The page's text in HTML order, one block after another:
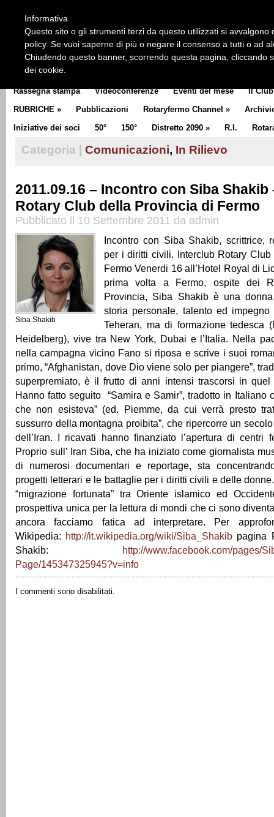
CLUB COMMUNICATOR
Rassegna stampa Videoconferenze Eventi del mese Il Club
RUBRICHE » Pubblicazioni Rotaryfermo Channel »
Iniziative dei soci
50° 150° Distretto 2090 » R.I.
Categoria | Comunicazioni, In Rilievo
2011.09.16 – Incontro con Siba
Rotary Club della Provincia di Fermo
Pubblicato il 10 Settembre 2011 da admin
Siba Shakib
Incontro con Siba Shakib, scrittrice,
per i diritti civili. Interclub Rotary
Fermo Venerdi 16 all’Hotel Royal di
prima volta a Fermo, ospite dei
Provincia, Siba Shakib è una
storia personale, talento ed
Teheran, ma di formazione tedesca
Heidelberg), vive tra New York, Dubai e l’Italia. Nella
nella campagna vicino Fano si riposa e scrive i suoi
primo, “Afghanistan, dove Dio viene solo per piangere”,
superpremiato, è il frutto di anni intensi trascorsi in quel
Hanno fatto seguito “Samira e Samir”, tradotto in Italiano
che non esisteva” (ed. Piemme, da cui verrà presto
sussurro della montagna proibita”, che ripercorre un
dell’Iran. I ricavati hanno finanziato l’apertura di centri
Proprio sull’ Iran Siba, che ha iniziato come giornalista
di numerosi documentari e reportage, sta
progetti letterari e le battaglie per i diritti civili e delle
“migrazione fortunata” tra Oriente islamico ed
prospettiva unica per la lettura di mondi che ci sono
ancora facciamo fatica ad interpretare. Per
Wikipedia: http://it.wikipedia.org/wiki/Siba_Shakib pagina
Shakib: http://www.facebook.com/pages/
Page/145347325945?v=info
I commenti sono disabilitati.
Informativa
Questo sito o gli strumenti terzi da questo utilizzati si
policy. Se vuoi saperne di più o negare il consenso a tutti o ad
Chiudendo questo banner, scorrendo questa pagina, cliccando
dei cookie.